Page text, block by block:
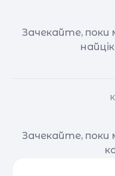
Зачекайте,
Зачекайте,